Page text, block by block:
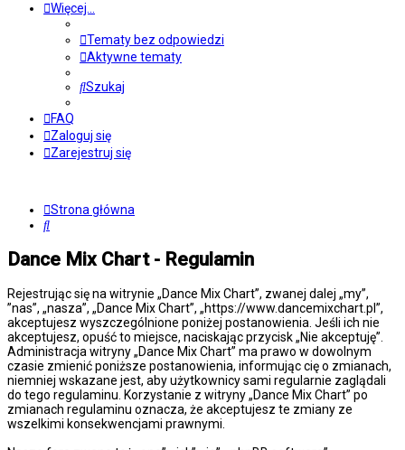
Więcej…
Tematy bez odpowiedzi
Aktywne tematy
Szukaj
FAQ
Zaloguj się
Zarejestruj się
Strona główna
Szukaj
Dance Mix Chart - Regulamin
Rejestrując się na witrynie „Dance Mix Chart”, zwanej dalej „my”,
”nas”, „nasza”, „Dance Mix Chart”, „https://www.dancemixchart.pl”,
akceptujesz wyszczególnione poniżej postanowienia. Jeśli ich nie
akceptujesz, opuść to miejsce, naciskając przycisk „Nie akceptuję”.
Administracja witryny „Dance Mix Chart” ma prawo w dowolnym
czasie zmienić poniższe postanowienia, informując cię o zmianach,
niemniej wskazane jest, aby użytkownicy sami regularnie zaglądali
do tego regulaminu. Korzystanie z witryny „Dance Mix Chart” po
zmianach regulaminu oznacza, że akceptujesz te zmiany ze
wszelkimi konsekwencjami prawnymi.